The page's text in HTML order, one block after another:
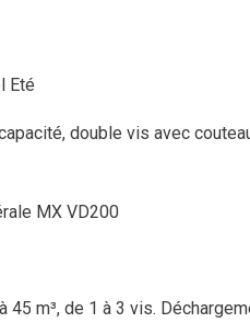
Eté
double vis avec
MX VD200
45 m³, de 1 à 3 vis.